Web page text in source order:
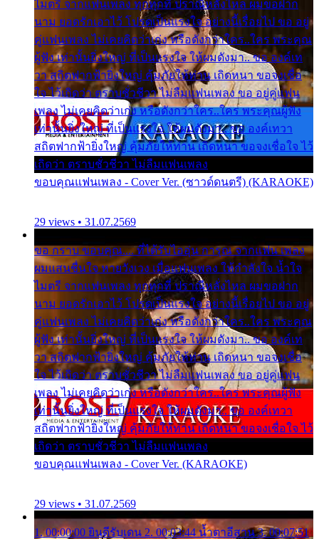
ไมตรี จากแฟนเพลง ทุกทุกที่ ปราณีหลั่งไหล ผมขอฝาก
นาม ยอดรักเอาไว้ โปรดเป็นแรงใจ อย่างนี้เรื่อยไป ขอ อยู่
คู่แฟนเพลง ไม่เคยคิดว่าเก่ง หรือดังกว่าใคร..ใคร พระคุณ
ผู้ฟัง เท่านั้นยิ่งใหญ่ ที่เป็นแรงใจ ให้ผมดังมา.. ขอ องค์เท
วา สถิตฟากฟ้ายิ่งใหญ่ คุ้มภัยให้ท่าน เถิดหนา ขอจงเชื่อ
ใจ ไว้เถิดว่า ตราบชั่วชีวา ไม่ลืมแฟนเพลง ขอ อยู่คู่แฟน
เพลง ไม่เคยคิดว่าเก่ง หรือดังกว่าใคร..ใคร พระคุณผู้ฟัง
เท่านั้นยิ่งใหญ่ ที่เป็นแรงใจ ให้ผมดังมา.. ขอ องค์เทวา
สถิตฟากฟ้ายิ่งใหญ่ คุ้มภัยให้ท่าน เถิดหนา ขอจงเชื่อใจ ไว้
เถิดว่า ตราบชั่วชีวา ไม่ลืมแฟนเพลง
ขอบคุณแฟนเพลง - Cover Ver. (ซาวด์ดนตรี) (KARAOKE)
29 views • 31.07.2569
ขอ กราบ ขอบคุณ.... ที่ได้รับไออุ่น การุณ จากแฟน เพลง
ผมแสนชื่นใจ หายวังเวง เมื่อแฟนเพลง ให้กำลังใจ น้ำใจ
ไมตรี จากแฟนเพลง ทุกทุกที่ ปราณีหลั่งไหล ผมขอฝาก
นาม ยอดรักเอาไว้ โปรดเป็นแรงใจ อย่างนี้เรื่อยไป ขอ อยู่
คู่แฟนเพลง ไม่เคยคิดว่าเก่ง หรือดังกว่าใคร..ใคร พระคุณ
ผู้ฟัง เท่านั้นยิ่งใหญ่ ที่เป็นแรงใจ ให้ผมดังมา.. ขอ องค์เท
วา สถิตฟากฟ้ายิ่งใหญ่ คุ้มภัยให้ท่าน เถิดหนา ขอจงเชื่อ
ใจ ไว้เถิดว่า ตราบชั่วชีวา ไม่ลืมแฟนเพลง ขอ อยู่คู่แฟน
เพลง ไม่เคยคิดว่าเก่ง หรือดังกว่าใคร..ใคร พระคุณผู้ฟัง
เท่านั้นยิ่งใหญ่ ที่เป็นแรงใจ ให้ผมดังมา.. ขอ องค์เทวา
สถิตฟากฟ้ายิ่งใหญ่ คุ้มภัยให้ท่าน เถิดหนา ขอจงเชื่อใจ ไว้
เถิดว่า ตราบชั่วชีวา ไม่ลืมแฟนเพลง
ขอบคุณแฟนเพลง - Cover Ver. (KARAOKE)
29 views • 31.07.2569
1. 00:00:00 ยินดีรับเดน 2. 00:03:44 น้ำตาอีสาน 3. 00:07:51